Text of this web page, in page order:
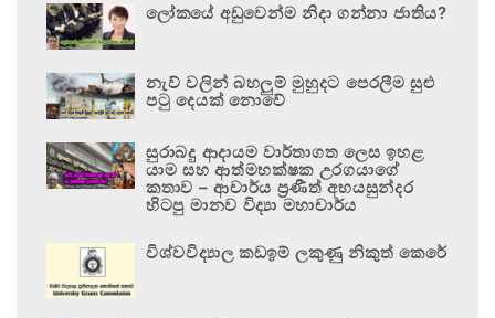
ලෝකයේ අඩුවෙන්ම නිදා ගන්නා ජාතිය?
නැව් වලින් බහලුම් මුහුදට පෙරලීම සුළු
පටු දෙයක් නොවේ
සුරාබදු ආදායම වාර්තාගත ලෙස ඉහළ
යාම සහ ආත්මභක්ෂක උරගයාගේ
කතාව – ආචාර්ය ප්‍රණීත් අභයසුන්දර
හිටපු මානව විද්‍යා මහාචාර්ය
විශ්වවිද්‍යාල කඩඉම් ලකුණු නිකුත් කෙරේ